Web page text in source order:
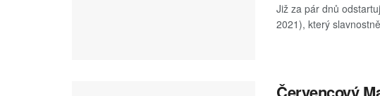
Již za pár dnů
2021), který